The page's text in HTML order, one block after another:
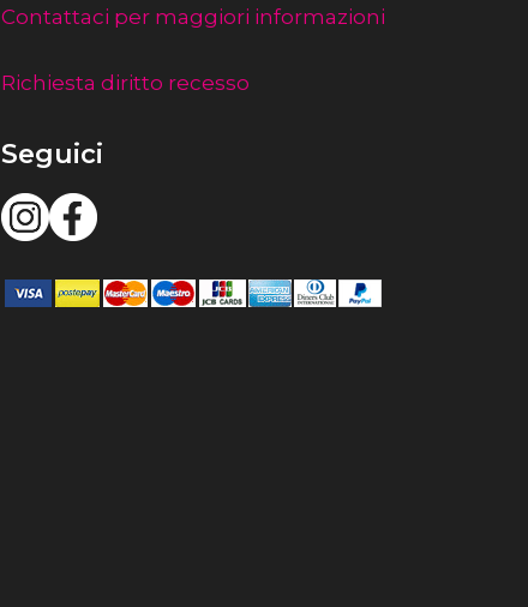
Contattaci per maggiori informazioni
Richiesta diritto recesso
Seguici